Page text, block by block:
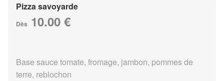
Pizza savoyarde
Dès 10.00 €
Base sauce tomate, fromage, jambon, pommes de
terre, reblochon